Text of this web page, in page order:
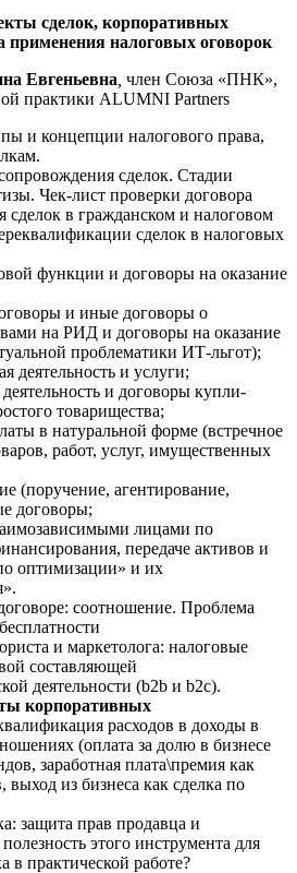
сделок, корпоративных
налоговых оговорок
Евгеньевна член Союза «ПНК»,
практики ALUMNI Partners
и концепции налогового права,
сделок. Стадии
Чек-лист проверки договора
сделок в гражданском и налоговом
сделок в налоговых
функции и договоры на оказание
и иные договоры о
на РИД и договоры на оказание
проблематики ИТ-льгот);
деятельность и услуги;
и договоры купли-
товарищества;
в натуральной форме (встречное
работ, услуг, имущественных
(поручение, агентирование,
договоры;
лицами по
передаче активов и
оптимизации» и их
соотношение. Проблема
и маркетолога: налоговые
составляющей
деятельности (b2b и b2c).
корпоративных
расходов в доходы в
(оплата за долю в бизнесе
заработная плата\премия как
из бизнеса как сделка по
защита прав продавца и
этого инструмента для
в практической работе?